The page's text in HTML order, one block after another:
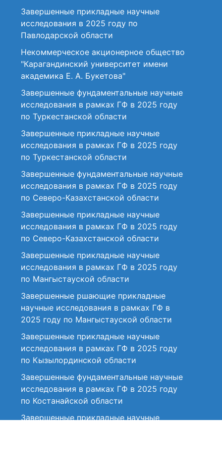
Завершенные прикладные научные
исследования в 2025 году по
Павлодарской области
Некоммерческое акционерное общество
"Карагандинский университет имени
академика Е. А. Букетова"
Завершенные фундаментальные научные
исследования в рамках ГФ в 2025 году
по Туркестанской области
Завершенные прикладные научные
исследования в рамках ГФ в 2025 году
по Туркестанской области
Завершенные фундаментальные научные
исследования в рамках ГФ в 2025 году
по Северо-Казахстанской области
Завершенные прикладные научные
исследования в рамках ГФ в 2025 году
по Северо-Казахстанской области
Завершенные прикладные научные
исследования в рамках ГФ в 2025 году
по Мангыстауской области
Завершенные ршающие прикладные
научные исследования в рамках ГФ в
2025 году по Мангыстауской области
Завершенные прикладные научные
исследования в рамках ГФ в 2025 году
по Кызылординской области
Завершенные фундаментальные научные
исследования в рамках ГФ в 2025 году
по Костанайской области
Завершенные прикладные научные